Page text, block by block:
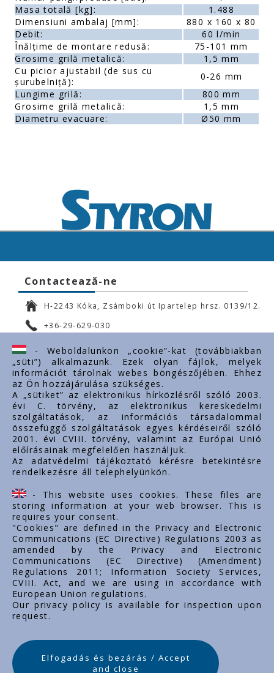
Masa totală [kg]:
1.488
Dimensiuni ambalaj [mm]:
880 x 160 x 80
Debit:
60 l/min
Înălțime de montare redusă:
75-101 mm
Grosime grilă metalică:
1,5 mm
Cu picior ajustabil (de sus cu
șurubelniță):
0-26 mm
Lungime grilă:
800 mm
Grosime grilă metalică:
1,5 mm
Diametru evacuare:
Ø50 mm
Contactează-ne
H-2243 Kóka, Zsámboki út Ipartelep hrsz. 0139/12.
+36-29-629-030
ertekesites@styron.hu
export@styron.hu
www.styron.hu
Linkuri importante
Despre noi
Documente
Contact
Carieră
- Weboldalunkon „cookie”-kat (továbbiakban
„süti”) alkalmazunk. Ezek olyan fájlok, melyek
információt tárolnak webes böngészőjében. Ehhez
az Ön hozzájárulása szükséges.
A „sütiket” az elektronikus hírközlésről szóló 2003.
évi C. törvény, az elektronikus kereskedelmi
szolgáltatások, az információs társadalommal
összefüggő szolgáltatások egyes kérdéseiről szóló
2001. évi CVIII. törvény, valamint az Európai Unió
előírásainak megfelelően használjuk.
Az adatvédelmi tájékoztató kérésre betekintésre
rendelkezésre áll telephelyünkön.
- This website uses cookies. These files are
storing information at your web browser. This is
requires your consent.
"Cookies" are defined in the Privacy and Electronic
Communications (EC Directive) Regulations 2003 as
amended by the Privacy and Electronic
Communications (EC Directive) (Amendment)
Regulations 2011; Information Society Services,
CVIII. Act, and we are using in accordance with
European Union regulations.
Our privacy policy is available for inspection upon
request.
Elfogadás és bezárás / Accept
and close